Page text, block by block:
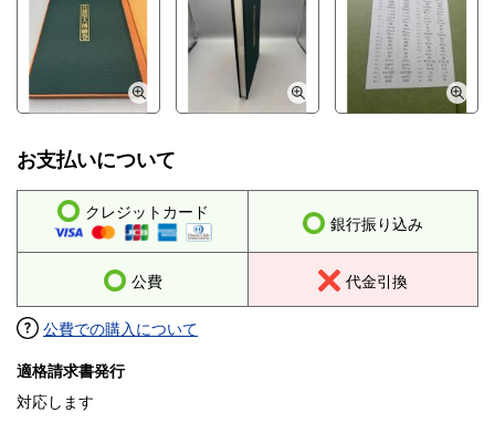
お支払いについて
クレジットカード
銀行振り込み
公費 代金引換
公費での購入について
適格請求書発行
対応します